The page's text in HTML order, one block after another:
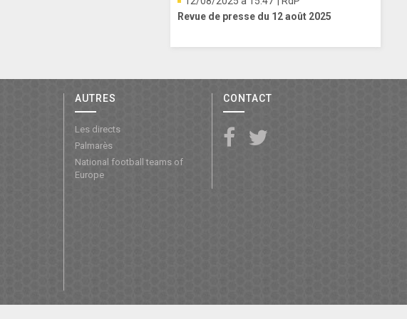
Revue de presse du 12 août 2025
AUTRES
Les directs
Palmarès
National football teams of
Europe
CONTACT